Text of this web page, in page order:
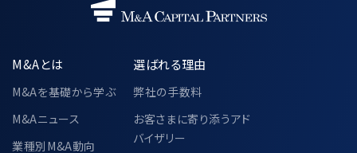
M&Aとは
M&Aを基礎から学ぶ
M&Aニュース
業種別M&A動向
選ばれる理由
弊社の手数料
お客さまに寄り添うアド
バイザリー